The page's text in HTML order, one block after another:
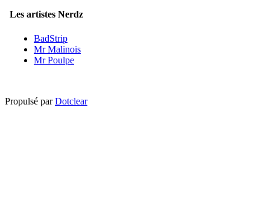
Les artistes Nerdz
BadStrip
Mr Malinois
Mr Poulpe
Propulsé parDotclear